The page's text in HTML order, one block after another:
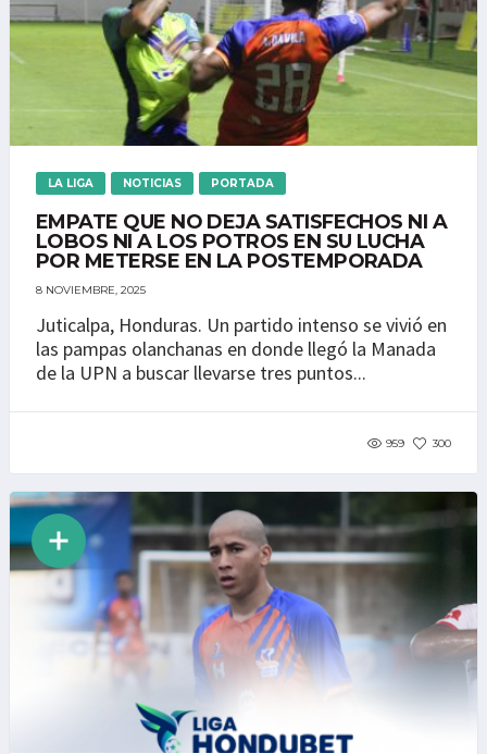
LA LIGA NOTICIAS PORTADA
EMPATE QUE NO DEJA SATISFECHOS NI A
LOBOS NI A LOS POTROS EN SU LUCHA
POR METERSE EN LA POSTEMPORADA
8 NOVIEMBRE, 2025
Juticalpa, Honduras. Un partido intenso se vivió en
las pampas olanchanas en donde llegó la Manada
de la UPN a buscar llevarse tres puntos...
959 300